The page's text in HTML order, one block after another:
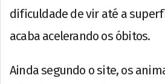
dificuldade de vir até a
acaba acelerando os óbitos.
Ainda segundo o site, os